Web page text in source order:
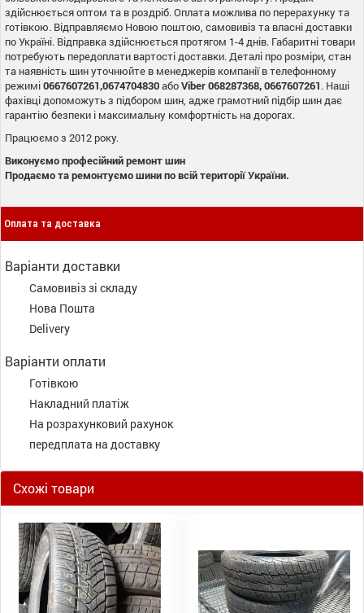
здійснюється оптом та в роздріб. Оплата можлива по перерахунку та
готівкою. Відправляємо Новою поштою, самовивіз та власні доставки
по Україні. Відправка здійснюється протягом 1-4 днів. Габаритні товари
потребують передоплати вартості доставки. Деталі про розміри, стан
та наявність шин уточнюйте в менеджерів компанії в телефонному
режимі0667607261,0674704830абоViber068287368, 0667607261. Наші
фахівці допоможуть з підбором шин, адже грамотний підбір шин дає
гарантію безпеки і максимальну комфортність на дорогах.
Працюємо з 2012 року.
Виконуємо професійний ремонт шин
Продаємо та ремонтуємо шини по всій території України.
Оплата та доставка
Варіанти доставки
Самовивіз зі складу
Нова Пошта
Delivery
Варіанти оплати
Готівкою
Накладний платіж
На розрахунковий рахунок
передплата на доставку
Схожі товари